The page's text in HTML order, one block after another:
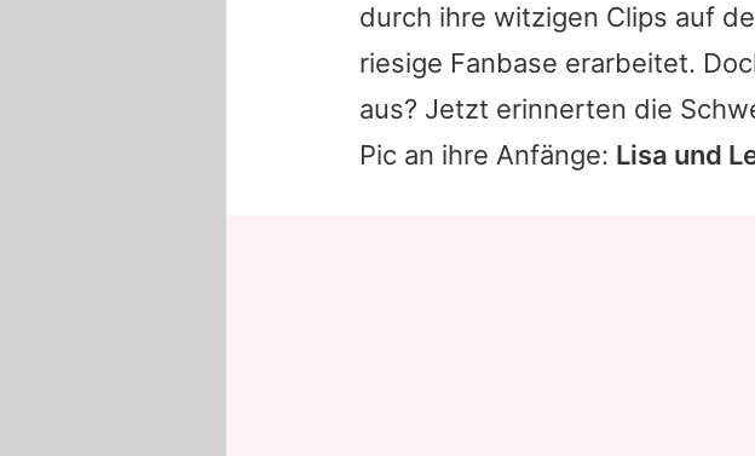
durch ihre witzigen Clips auf
riesige Fanbase erarbeitet.
aus? Jetzt erinnerten die
Pic an ihre Anfänge: Lisa und